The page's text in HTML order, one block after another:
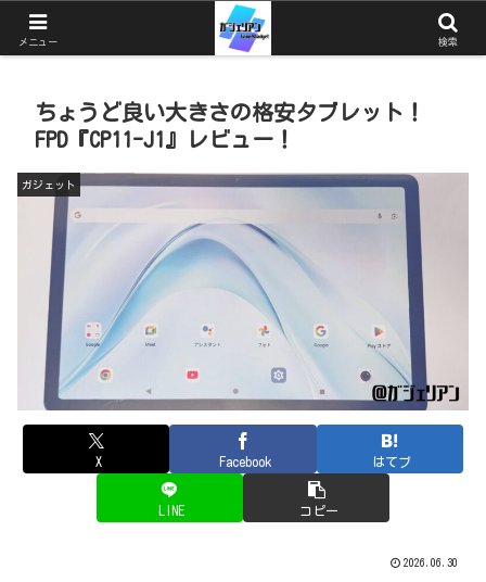
ガジェットとゲームと猫を中心としたブログ
ちょうど良い大きさの格安タブレット！
FPD『CP11-J1』レビュー！
ガジェット
X Facebook はてブ
LINE コピー
2026.06.30
メニュー 検索